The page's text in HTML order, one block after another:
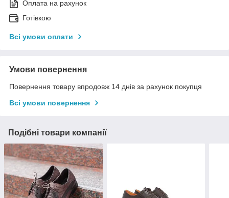
Оплата на рахунок
Готівкою
Всі умови оплати
Умови повернення
Повернення товару впродовж 14 днів за рахунок покупця
Всі умови повернення
Подібні товари компанії